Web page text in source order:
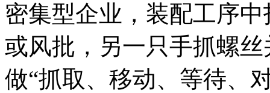
密集型企业，装配工序
或风批，另一只手抓螺
做“抓取、移动、等待、